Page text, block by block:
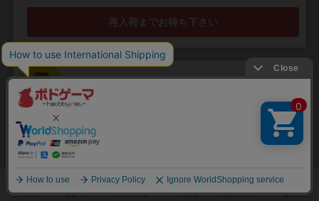
再入荷までお待ち下さい
No.32